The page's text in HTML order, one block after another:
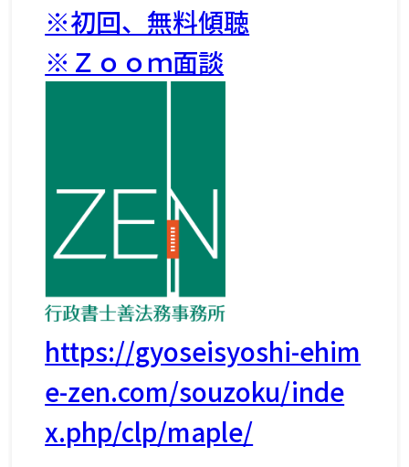
※初回、無料傾聴
※Ｚｏｏｍ面談
https://gyoseisyoshi-ehim
e-zen.com/souzoku/inde
x.php/clp/maple/